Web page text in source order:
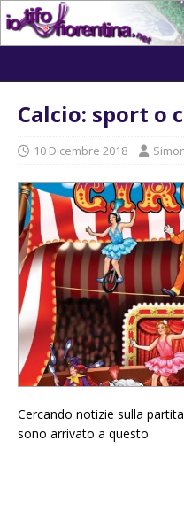
Calcio: sport o
10 Dicembre 2018
Cercando notizie sulla
sono arrivato a questo